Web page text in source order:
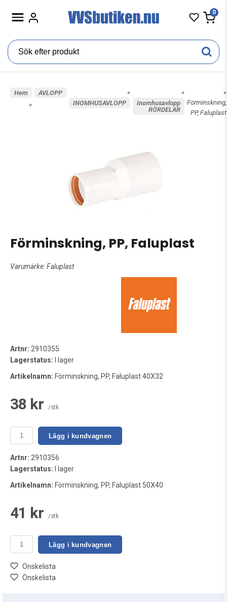
0
Hem
»
AVLOPP
»
INOMHUSAVLOPP
»
Inomhusavlopp
RÖRDELAR
»
Förminskning,
PP, Faluplast
Förminskning, PP, Faluplast
Varumärke:Faluplast
Artnr: 2910355
Lagerstatus: I lager
Artikelnamn: Förminskning, PP, Faluplast 40X32
38 kr /stk
Lägg i kundvagnen
Artnr: 2910356
Lagerstatus: I lager
Artikelnamn: Förminskning, PP, Faluplast 50X40
41 kr /stk
Lägg i kundvagnen
Önskelista
Önskelista